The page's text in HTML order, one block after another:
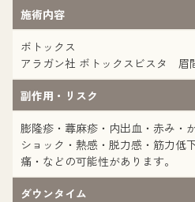
施術内容
ボトックス
アラガン社 ボトックスビスタ 眉
副作用・リスク
膨隆疹・蕁麻疹・内出血・赤み・
ショック・熱感・脱力感・筋力低
痛・などの可能性があります。
ダウンタイム